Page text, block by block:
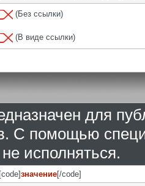
(Без ссылки)
(В виде ссылки)
для
С помощью
исполняться.
[code]значение[/code]